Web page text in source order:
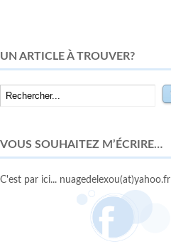
UN ARTICLE À TROUVER?
VOUS SOUHAITEZ M’ÉCRIRE…
C'est par ici... nuagedelexou(at)yahoo.fr